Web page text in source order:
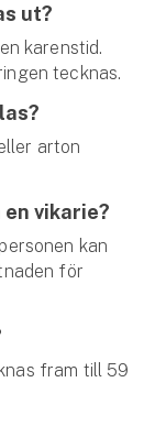
ut?
karenstid.
tecknas.
arton
en vikarie?
kan
för
fram till 59